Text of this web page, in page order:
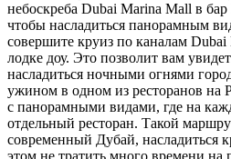
небоскреба Dubai Marina Mall в
чтобы насладиться панорамным
совершите круиз по каналам
лодке доу. Это позволит вам
насладиться ночными огнями
ужином в одном из ресторанов на
с панорамными видами, где на
отдельный ресторан. Такой
современный Дубай, насладиться
этом не тратить много времени на